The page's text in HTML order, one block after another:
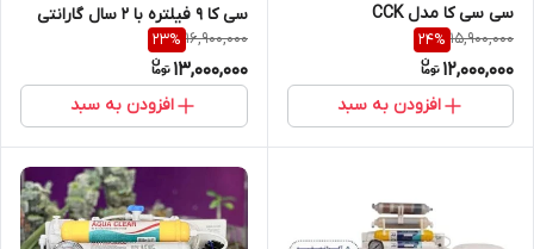
سی سی کا مدل CCK
15,900,000
24%
12,000,000
افزودن به سبد
سی کا ۹ فیلتره با ۲ سال گارانتی
16,900,000
23%
13,000,000
افزودن به سبد